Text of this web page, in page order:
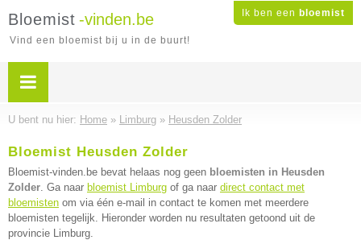
Ik ben een bloemist
Bloemist -vinden.be
Vind een bloemist bij u in de buurt!
U bent nu hier: Home » Limburg » Heusden Zolder
Bloemist Heusden Zolder
Bloemist-vinden.be bevat helaas nog geen bloemisten in Heusden
Zolder. Ga naar bloemist Limburg of ga naar direct contact met
bloemisten om via één e-mail in contact te komen met meerdere
bloemisten tegelijk. Hieronder worden nu resultaten getoond uit de
provincie Limburg.